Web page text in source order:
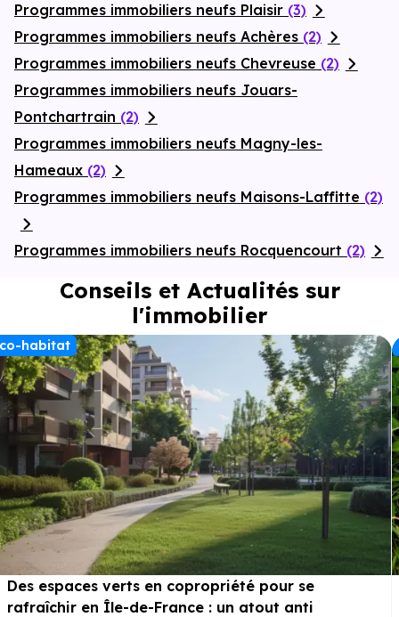
Programmes immobiliers neufs Plaisir (3)
Programmes immobiliers neufs Achères (2)
Programmes immobiliers neufs Chevreuse (2)
Programmes immobiliers neufs Jouars-
Pontchartrain (2)
Programmes immobiliers neufs Magny-les-
Hameaux (2)
Programmes immobiliers neufs Maisons-Laffitte (2)
Programmes immobiliers neufs Rocquencourt (2)
Conseils et Actualités sur
l'immobilier
habitat
Des espaces verts en copropriété pour se
rafraîchir en Île-de-France : un atout anti